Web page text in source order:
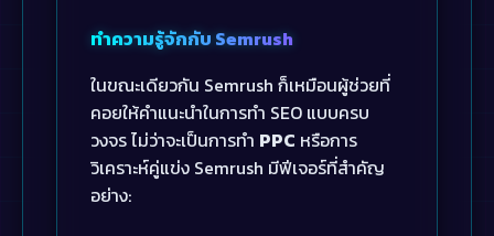
ทำความรู้จักกับ Semrush
ในขณะเดียวกัน Semrush ก็เหมือนผู้ช่วยที่
คอยให้คำแนะนำในการทำ SEO แบบครบ
วงจร ไม่ว่าจะเป็นการทำ PPC หรือการ
วิเคราะห์คู่แข่ง Semrush มีฟีเจอร์ที่สำคัญ
อย่าง: